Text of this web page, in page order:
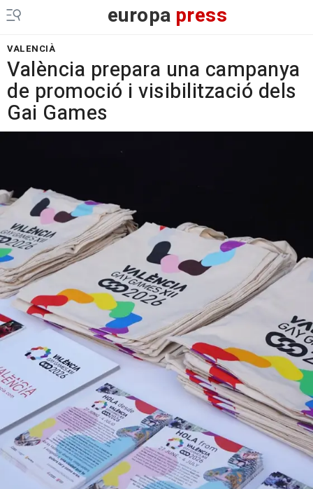
europa press
VALENCIÀ
València prepara una campanya
de promoció i visibilització dels
Gai Games